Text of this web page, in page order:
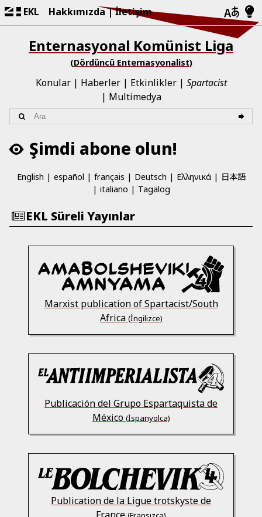
EKL Hakkımızda İletişim
Enternasyonal Komünist Liga
(Dördüncü Enternasyonalist)
Konular Haberler Etkinlikler
Spartacist
Multimedya
Şimdi abone olun!
English español français Deutsch Ελληνικά 日本語
italiano Tagalog
EKL Süreli Yayınlar
Marxist publication of Spartacist/South
Africa (İngilizce)
Publicación del Grupo Espartaquista de
México (İspanyolca)
Publication de la Ligue trotskyste de